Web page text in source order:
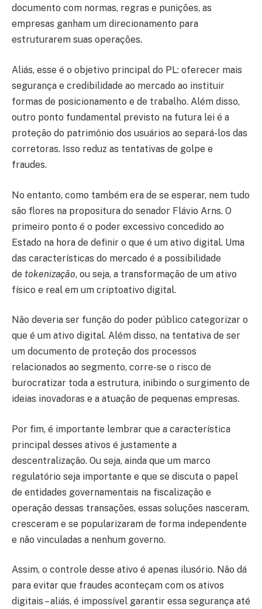
documento com normas, regras e punições, as
empresas ganham um direcionamento para
estruturarem suas operações.
Aliás, esse é o objetivo principal do PL: oferecer mais
segurança e credibilidade ao mercado ao instituir
formas de posicionamento e de trabalho. Além disso,
outro ponto fundamental previsto na futura lei é a
proteção do patrimônio dos usuários ao separá-los das
corretoras. Isso reduz as tentativas de golpe e
fraudes.
No entanto, como também era de se esperar, nem tudo
são flores na propositura do senador Flávio Arns. O
primeiro ponto é o poder excessivo concedido ao
Estado na hora de definir o que é um ativo digital. Uma
das características do mercado é a possibilidade
de tokenização, ou seja, a transformação de um ativo
físico e real em um criptoativo digital.
Não deveria ser função do poder público categorizar o
que é um ativo digital. Além disso, na tentativa de ser
um documento de proteção dos processos
relacionados ao segmento, corre-se o risco de
burocratizar toda a estrutura, inibindo o surgimento de
ideias inovadoras e a atuação de pequenas empresas.
Por fim, é importante lembrar que a característica
principal desses ativos é justamente a
descentralização. Ou seja, ainda que um marco
regulatório seja importante e que se discuta o papel
de entidades governamentais na fiscalização e
operação dessas transações, essas soluções nasceram,
cresceram e se popularizaram de forma independente
e não vinculadas a nenhum governo.
Assim, o controle desse ativo é apenas ilusório. Não dá
para evitar que fraudes aconteçam com os ativos
digitais – aliás, é impossível garantir essa segurança até